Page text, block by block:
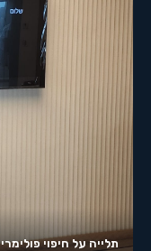
תלייה על חיפוי פולימרי